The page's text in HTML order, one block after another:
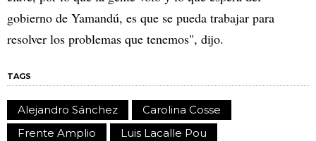
gobierno de Yamandú, es que se pueda trabajar para
resolver los problemas que tenemos", dijo.
TAGS
Alejandro Sánchez
Carolina Cosse
Frente Amplio
Luis Lacalle Pou